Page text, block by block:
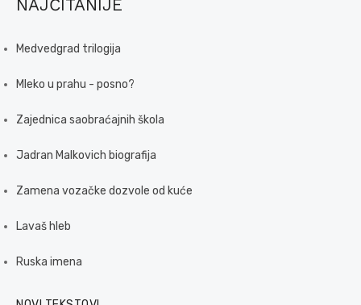
NAJČITANIJE
Medvedgrad trilogija
Mleko u prahu - posno?
Zajednica saobraćajnih škola
Jadran Malkovich biografija
Zamena vozačke dozvole od kuće
Lavaš hleb
Ruska imena